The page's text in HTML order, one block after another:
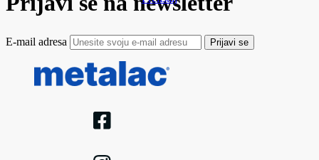
E-mail adresa Prijavi se